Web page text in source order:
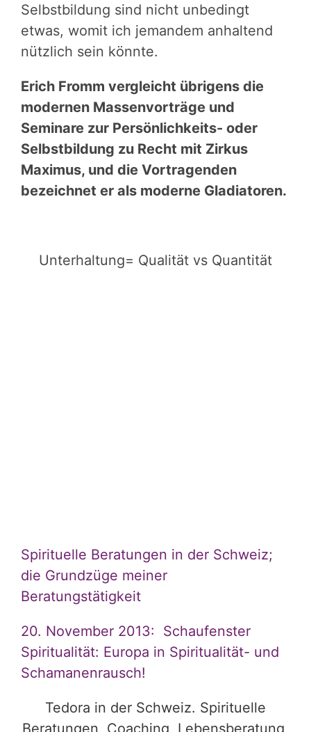
Selbstbildung sind nicht unbedingt
etwas, womit ich jemandem anhaltend
nützlich sein könnte.
Erich Fromm vergleicht übrigens die
modernen Massenvorträge und
Seminare zur Persönlichkeits- oder
Selbstbildung zu Recht mit Zirkus
Maximus, und die Vortragenden
bezeichnet er als moderne Gladiatoren.
Unterhaltung= Qualität vs Quantität
Spirituelle Beratungen in der Schweiz;
die Grundzüge meiner
Beratungstätigkeit
20. November 2013: Schaufenster
Spiritualität: Europa in Spiritualität- und
Schamanenrausch!
Tedora in der Schweiz. Spirituelle
Beratungen, Coaching, Lebensberatung,